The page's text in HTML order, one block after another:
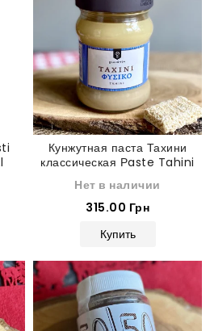
Кунжутная паста Тахини
классическая Рaste Tahini
Нет в наличии
315.00 Грн
Купить